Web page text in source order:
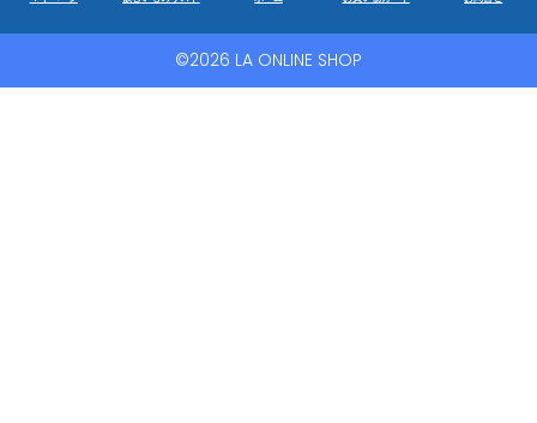
©2026 LA ONLINE SHOP